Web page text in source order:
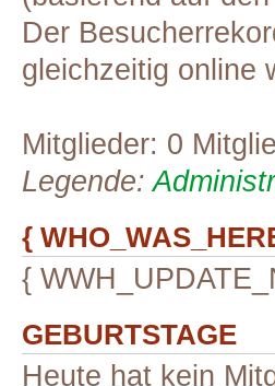
Der
gleichzeitig online
Mitglieder: 0
Legende:
{
{
GEBURTSTAGE
Heute hat kein